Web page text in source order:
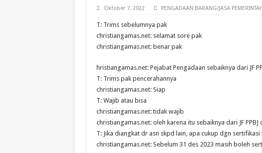
Oktober 7, 2022 PENGADAAN BARANG/JASA
T: Trims sebelumnya pak
christiangamas.net: selamat sore pak
christiangamas.net: benar pak
hristiangamas.net: Pejabat Pengadaan sebaiknya dari JF
T: Trims pak pencerahannya
christiangamas.net: Siap
T: Wajib atau bisa
christiangamas.net: tidak wajib
christiangamas.net: oleh karena itu sebaiknya dari JF PPBJ
T: Jika diangkat dr asn skpd lain, apa cukup dgn
christiangamas.net: Sebelum 31 des 2023 masih boleh